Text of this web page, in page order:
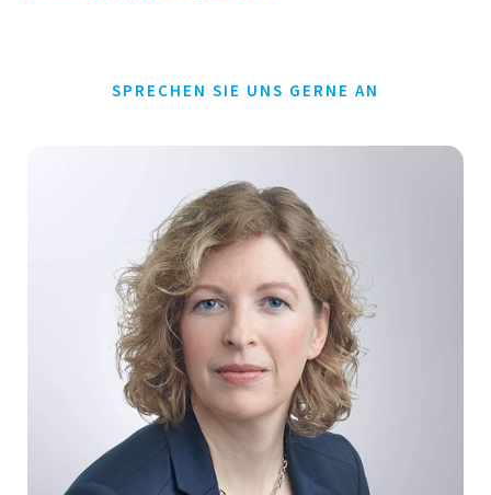
SPRECHEN SIE UNS GERNE AN